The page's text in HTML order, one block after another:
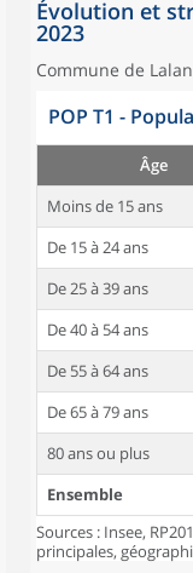
Évolution et
2023
Commune de
POP T1 -
Âge
Moins de 15 ans
De 15 à 24 ans
De 25 à 39 ans
De 40 à 54 ans
De 55 à 64 ans
De 65 à 79 ans
80 ans ou plus
Ensemble
Sources : Insee,
principales,